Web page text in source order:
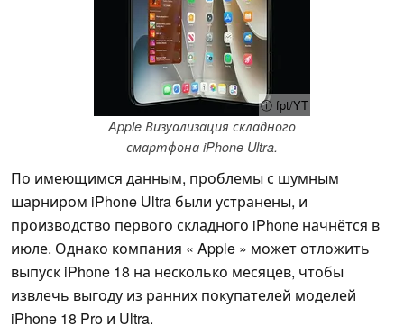
ⓘ fpt/YT
Apple Визуализация складного
смартфона iPhone Ultra.
По имеющимся данным, проблемы с шумным
шарниром iPhone Ultra были устранены, и
производство первого складного iPhone начнётся в
июле. Однако компания « Apple » может отложить
выпуск iPhone 18 на несколько месяцев, чтобы
извлечь выгоду из ранних покупателей моделей
iPhone 18 Pro и Ultra.